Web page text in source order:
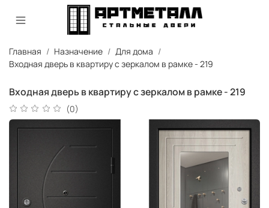
Главная Назначение
Для дома
Входная дверь в квартиру с зеркалом в рамке - 219
Входная дверь в квартиру с зеркалом в рамке - 219
(0)